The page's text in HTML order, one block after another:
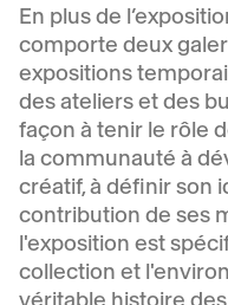
En plus de
comporte deux
expositions
des ateliers et des
façon à tenir le rôle
la communauté à
créatif, à définir son
contribution de ses
l'exposition est
collection et
véritable histoire